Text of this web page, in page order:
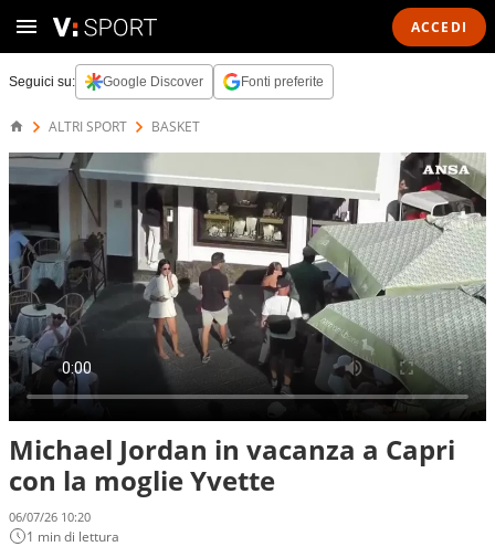
ACCEDI
Seguici su: Google Discover Fonti preferite
ALTRI SPORT BASKET
Michael Jordan in vacanza a Capri
con la moglie Yvette
06/07/26 10:20
1 min di lettura